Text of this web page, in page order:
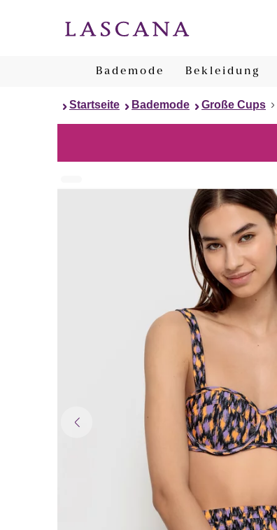
Bademode Bekleidung
Startseite Bademode Große Cups